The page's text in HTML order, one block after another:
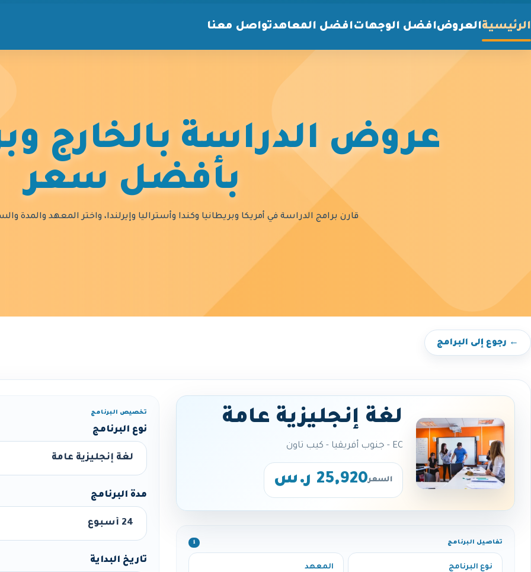
الرئيسيةالعروضافضل الوجهاتافضل المعاهدتواصل معنا
عروض الدراسة بالخارج
بأفضل سعر
قارن برامج الدراسة في أمريكا وبريطانيا وكندا وأستراليا وإيرلندا، واختر المعهد والمدة
← رجوع إلى البرامج
لغة إنجليزية عامة
EC - جنوب أفريقيا - كيب تاون
السعر25,920 ر.س
تفاصيل البرنامج ℹ️
نوع البرنامج
المعهد
تخصيص البرنامج
نوع البرنامج
مدة البرنامج
تاريخ البداية